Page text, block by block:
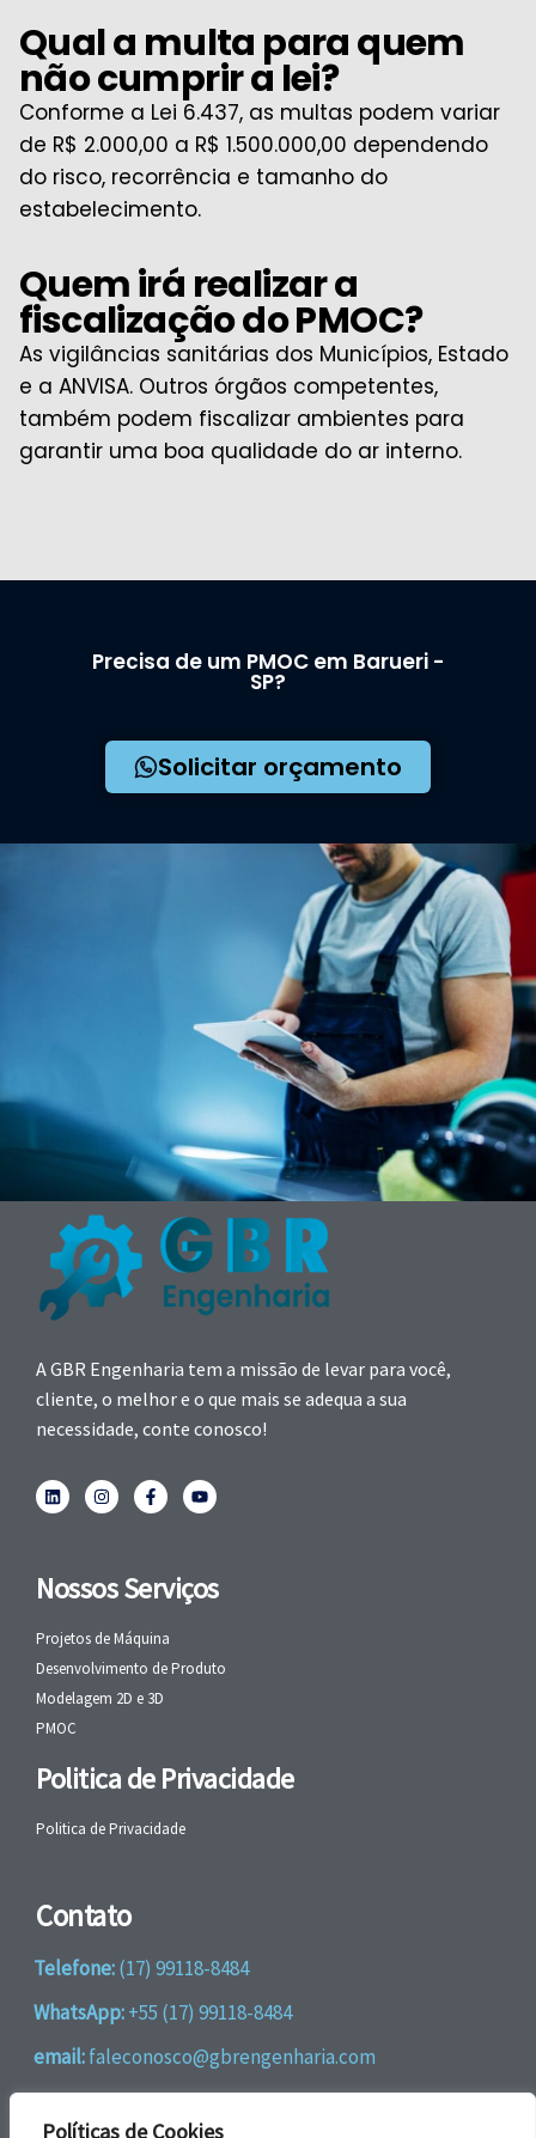
Políticas de Cookies
Qual a multa para quem
não cumprir a lei?
Conforme a Lei 6.437, as multas podem variar
de R$ 2.000,00 a R$ 1.500.000,00 dependendo
do risco, recorrência e tamanho do
estabelecimento.
Quem irá realizar a
fiscalização do PMOC?
As vigilâncias sanitárias dos Municípios, Estado
e a ANVISA. Outros órgãos competentes,
também podem fiscalizar ambientes para
garantir uma boa qualidade do ar interno.
Precisa de um PMOC em Barueri -
SP?
Solicitar orçamento
A GBR Engenharia tem a missão de levar para você,
cliente, o melhor e o que mais se adequa a sua
necessidade, conte conosco!
Nossos Serviços
Projetos de Máquina
Desenvolvimento de Produto
Modelagem 2D e 3D
PMOC
Politica de Privacidade
Politica de Privacidade
Contato
Telefone:(17) 99118-8484
WhatsApp:+55 (17) 99118-8484
email:faleconosco@gbrengenharia.com
Rua Jatai, nº 81